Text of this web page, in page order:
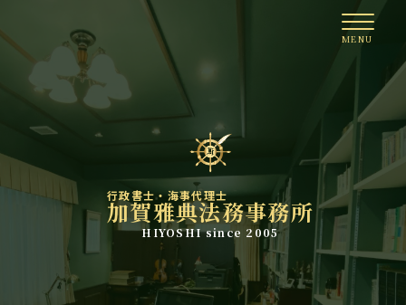
行政書士・海事代理士
加賀雅典法務事務所
HIYOSHI since 2005